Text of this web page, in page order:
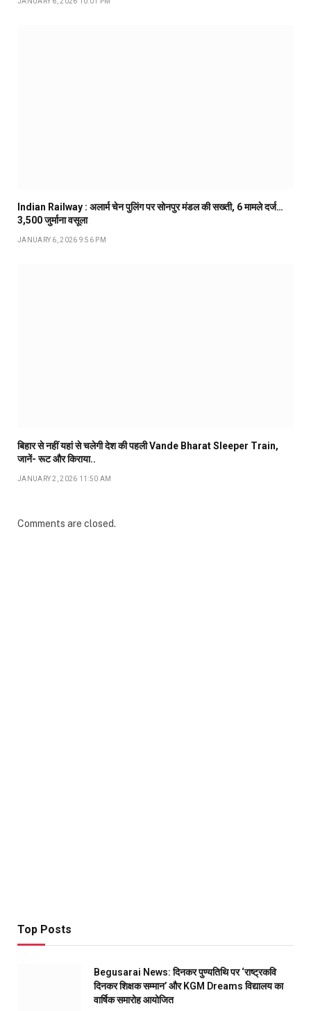
Indian Railway : अलार्म चेन पुलिंग पर सोनपुर मंडल की सख्ती, 6 मामले दर्ज…
₹3,500 जुर्माना वसूला
JANUARY 6, 2026 9:56 PM
बिहार से नहीं यहां से चलेगी देश की पहली Vande Bharat Sleeper Train,
जानें- रूट और किराया..
JANUARY 2, 2026 11:50 AM
Comments are closed.
Top Posts
Begusarai News: दिनकर पुण्यतिथि पर ‘राष्ट्रकवि
दिनकर शिक्षक सम्मान’ और KGM Dreams विद्यालय का
वार्षिक समारोह आयोजित